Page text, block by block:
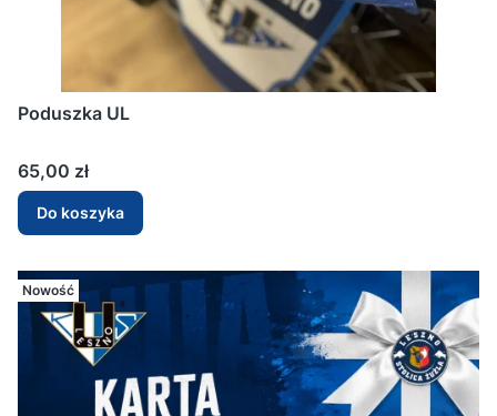
Poduszka UL
Cena
65,00 zł
Do koszyka
Nowość